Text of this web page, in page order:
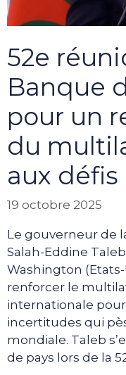
52e
Banque
pour un
du
aux
19 octobre 2025
Le gouverneur de
Salah-Eddine
Washington
renforcer le
internationale
incertitudes qui
mondiale. Taleb
de pays lors de la